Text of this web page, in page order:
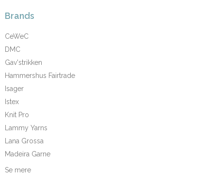
Brands
CeWeC
DMC
Gav'strikken
Hammershus Fairtrade
Isager
Istex
Knit Pro
Lammy Yarns
Lana Grossa
Madeira Garne
Se mere